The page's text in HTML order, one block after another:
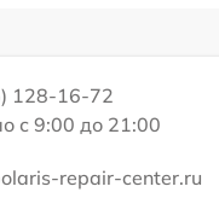
128-16-72
с 9:00 до 21:00
repair-center.ru